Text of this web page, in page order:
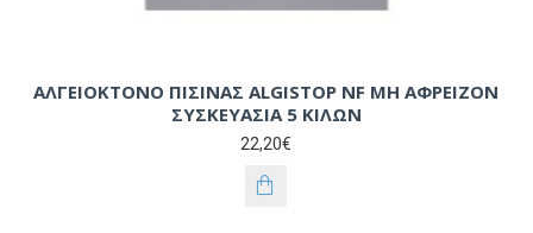
ΑΛΓΕΙΟΚΤΟΝΟ ΠΙΣΙΝΑΣ ALGISTOP NF ΜΗ ΑΦΡΕΙΖΟΝ
ΣΥΣΚΕΥΑΣΙΑ 5 ΚΙΛΩΝ
22,20€